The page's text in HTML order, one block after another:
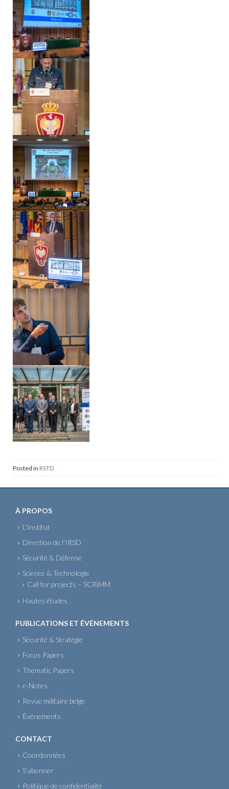
Posted in RSTD
À PROPOS
L’Institut
Direction de l’IRSD
Sécurité & Défense
Science & Technologie
Call for projects – SCRiMM
Hautes études
PUBLICATIONS ET ÉVÉNEMENTS
Sécurité & Stratégie
Focus Papers
Thematic Papers
e-Notes
Revue militaire belge
Événements
CONTACT
Coordonnées
S’abonner
Politique de confidentialité